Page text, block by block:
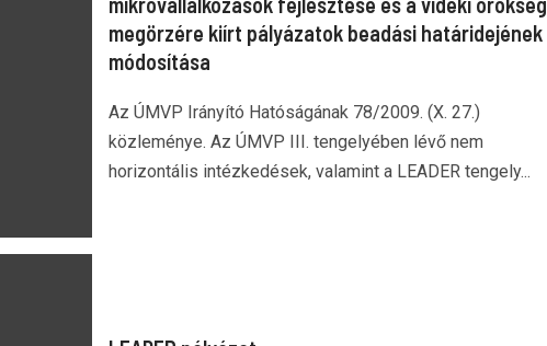
megörzére kiírt pályázatok beadási határidejének
módosítása
Az ÚMVP Irányító Hatóságának 78/2009. (X. 27.)
közleménye. Az ÚMVP III. tengelyében lévő nem
horizontális intézkedések, valamint a LEADER tengely...